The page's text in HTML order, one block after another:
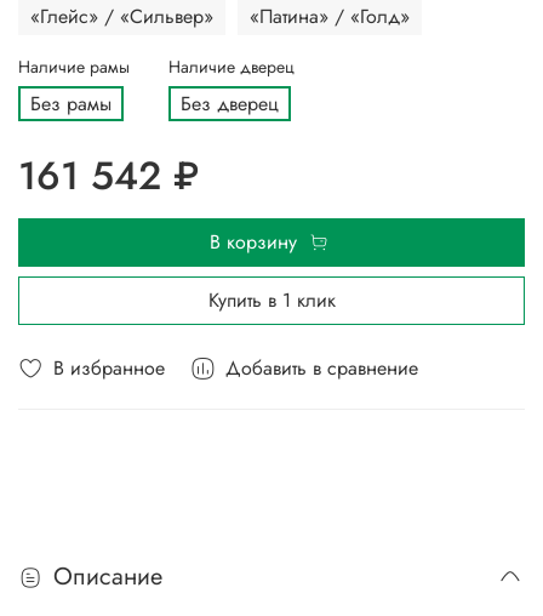
В избранное Добавить в сравнение
«Глейс» / «Сильвер»
«Патина» / «Голд»
Наличие рамы
Без рамы
Наличие дверец
Без дверец
161 542 ₽
В корзину
Купить в 1 клик
Описание